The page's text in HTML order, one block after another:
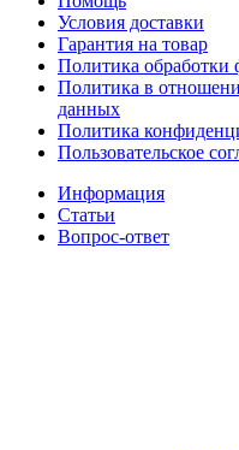
Условия доставки
Гарантия на товар
Политика обработки
Политика в
данных
Политика
Пользовательское
Информация
Статьи
Вопрос-ответ